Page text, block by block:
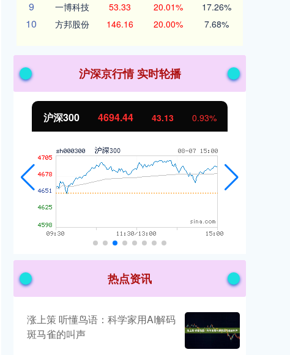
9 一博科技 53.33 20.01% 17.26%
10 方邦股份 146.16 20.00% 7.68%
沪深京行情 实时轮播
北证50 1134.24 11.37 1.01%
热点资讯
涨上策 听懂鸟语：科学家用AI解码
斑马雀的叫声